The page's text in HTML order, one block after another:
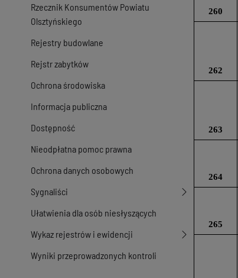
Rzecznik Konsumentów Powiatu
Olsztyńskiego
Rejestry budowlane
Rejstr zabytków
Ochrona środowiska
Informacja publiczna
Dostępność
Nieodpłatna pomoc prawna
Ochrona danych osobowych
Sygnaliści
Ułatwienia dla osób niesłyszących
Wykaz rejestrów i ewidencji
Wyniki przeprowadzonych kontroli
260
262
263
264
265